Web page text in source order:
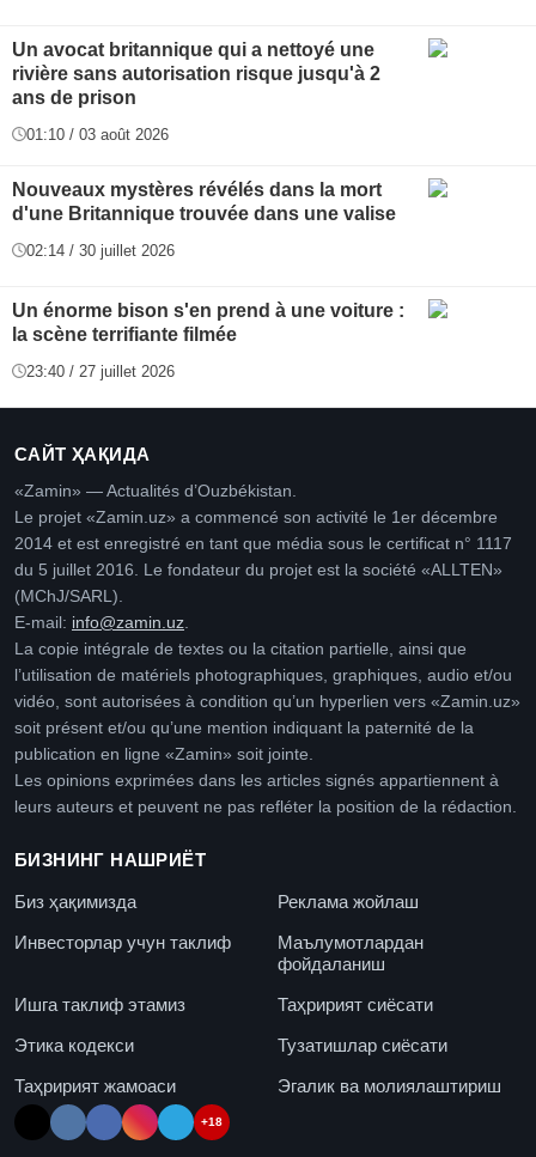
Un avocat britannique qui a nettoyé une
rivière sans autorisation risque jusqu'à 2
ans de prison
01:10 / 03 août 2026
Nouveaux mystères révélés dans la mort
d'une Britannique trouvée dans une valise
02:14 / 30 juillet 2026
Un énorme bison s'en prend à une voiture :
la scène terrifiante filmée
23:40 / 27 juillet 2026
САЙТ ҲАҚИДА
«Zamin» — Actualités d’Ouzbékistan.
Le projet «Zamin.uz» a commencé son activité le 1er décembre
2014 et est enregistré en tant que média sous le certificat n° 1117
du 5 juillet 2016. Le fondateur du projet est la société «ALLTEN»
(MChJ/SARL).
E-mail: info@zamin.uz
La copie intégrale de textes ou la citation partielle, ainsi que
l’utilisation de matériels photographiques, graphiques, audio et/ou
vidéo, sont autorisées à condition qu’un hyperlien vers «Zamin.uz»
soit présent et/ou qu’une mention indiquant la paternité de la
publication en ligne «Zamin» soit jointe.
Les opinions exprimées dans les articles signés appartiennent à
leurs auteurs et peuvent ne pas refléter la position de la rédaction.
БИЗНИНГ НАШРИЁТ
Биз ҳақимизда
Реклама жойлаш
Инвесторлар учун таклиф
Маълумотлардан
фойдаланиш
Ишга таклиф этамиз
Таҳририят сиёсати
Этика кодекси
Тузатишлар сиёсати
Таҳририят жамоаси
Эгалик ва молиялаштириш
+18